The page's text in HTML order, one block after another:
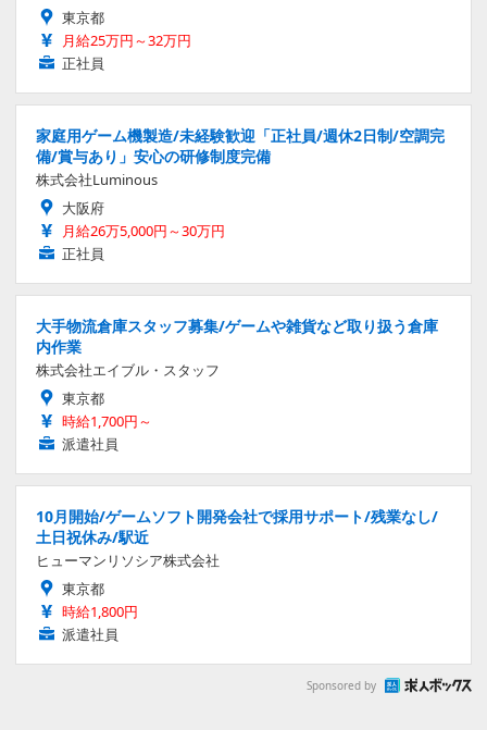
東京都
月給25万円～32万円
正社員
家庭用ゲーム機製造/未経験歓迎「正社員/週休2日制/空調完
備/賞与あり」安心の研修制度完備
株式会社Luminous
大阪府
月給26万5,000円～30万円
正社員
大手物流倉庫スタッフ募集/ゲームや雑貨など取り扱う倉庫
内作業
株式会社エイブル・スタッフ
東京都
時給1,700円～
派遣社員
10月開始/ゲームソフト開発会社で採用サポート/残業なし/
土日祝休み/駅近
ヒューマンリソシア株式会社
東京都
時給1,800円
派遣社員
Sponsored by